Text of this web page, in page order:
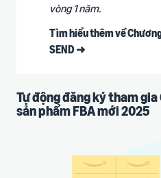
vòng 1 năm.
Tìm hiểu thêm về
SEND ➜
Tự động đăng ký tham
sản phẩm FBA mới 2025